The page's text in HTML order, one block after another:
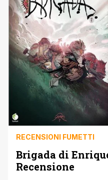
Tesoro di Stevenson [']
RECENSIONI FUMETTI
Brigada di Enrique
Recensione